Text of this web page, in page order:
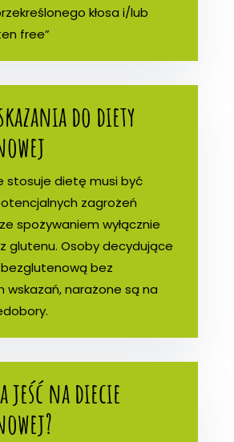
kłosa i/lub
free”
do diety
stosuje dietę musi być
zagrożeń
spożywaniem wyłącznie
glutenu. Osoby decydujące
bez
wskazań, narażone są na
jeść na diecie